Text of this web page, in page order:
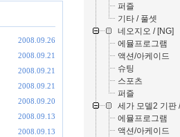
2008.09.26
2008.09.21
2008.09.21
2008.09.21
2008.09.20
2008.09.13
2008.09.13
퍼즐
기타 / 풀셋
네오지오 / [NG]
에뮬프로그램
액션/아케이드
슈팅
스포츠
퍼즐
세가 모델2 기판
에뮬프로그램
액션/아케이드